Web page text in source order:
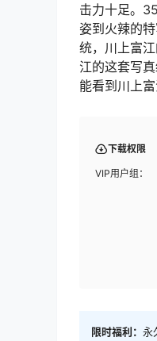
击力十足。
姿到火辣的
统，川上富
江的这套写
能看到川上
下载权限
VIP用户组：
限时福利： 永